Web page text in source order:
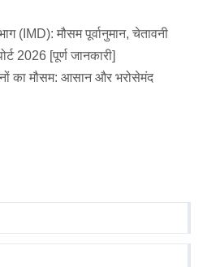
(IMD): मौसम पूर्वानुमान, चेतावनी
2026 [पूर्ण जानकारी]
का मौसम: आसान और भरोसेमंद